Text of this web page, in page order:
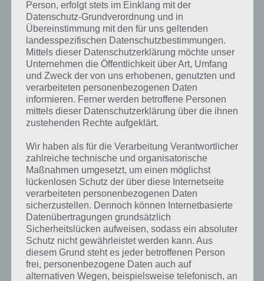
Kurze Begriffserklärung zur Lösung Eis
Eis ist die Lösung für das tägliche Rätsel am 7.5.2019 in 4 Bilder 1
Wort, doch welche Bedeutung hat dieses eigentlich und was gibt es
Lösungen präsentieren wir daher auch immer eine kurze
Begriffserklärung!
Zu Eis haben wir zunächst keine weiteren Informationen parat!
Auf WhatsApp teilen Teilen auf Facebook
Tweet auf Twitter
Person, erfolgt stets im Einklang mit der
Datenschutz-Grundverordnung und in
Übereinstimmung mit den für uns geltenden
landesspezifischen Datenschutzbestimmungen.
Mittels dieser Datenschutzerklärung möchte unser
Unternehmen die Öffentlichkeit über Art, Umfang
und Zweck der von uns erhobenen, genutzten und
verarbeiteten personenbezogenen Daten
informieren. Ferner werden betroffene Personen
mittels dieser Datenschutzerklärung über die ihnen
zustehenden Rechte aufgeklärt.
Wir haben als für die Verarbeitung Verantwortlicher
zahlreiche technische und organisatorische
Maßnahmen umgesetzt, um einen möglichst
lückenlosen Schutz der über diese Internetseite
verarbeiteten personenbezogenen Daten
sicherzustellen. Dennoch können Internetbasierte
Datenübertragungen grundsätzlich
Sicherheitslücken aufweisen, sodass ein absoluter
Schutz nicht gewährleistet werden kann. Aus
diesem Grund steht es jeder betroffenen Person
frei, personenbezogene Daten auch auf
alternativen Wegen, beispielsweise telefonisch, an